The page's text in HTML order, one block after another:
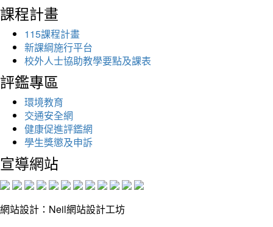
課程計畫
115課程計畫
新課綱施行平台
校外人士協助教學要點及課表
評鑑專區
環境教育
交通安全網
健康促進評鑑網
學生獎懲及申訴
宣導網站
網站設計：Neil網站設計工坊